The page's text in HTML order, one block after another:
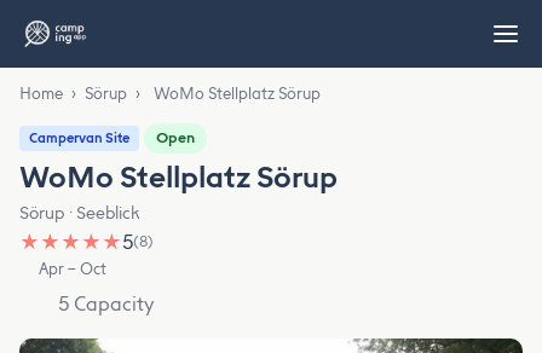
Home › Sörup › WoMo Stellplatz Sörup
Campervan Site Open
WoMo Stellplatz Sörup
Sörup · Seeblick
★ ★ ★ ★ ★5(8)
Apr – Oct
5 Capacity